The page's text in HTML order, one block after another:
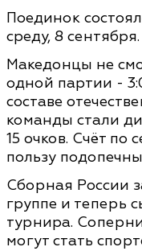
Поединок
среду, 8 сентября.
Македонцы не
одной партии -
составе
команды стали
15 очков. Счёт по
пользу
Сборная России
группе и теперь
турнира.
могут стать